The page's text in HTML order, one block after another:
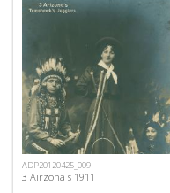
ADP20120425_009
3 Airzona s 1911